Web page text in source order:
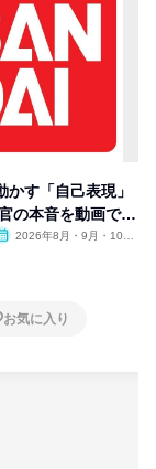
かす「自己表現」
の本音を動画で公
2026年8月・9月・10
お気に入り